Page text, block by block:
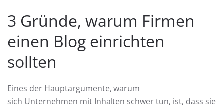
3 Gründe, warum Firmen
einen Blog einrichten
sollten
Eines der Hauptargumente, warum
sich Unternehmen mit Inhalten schwer tun, ist, dass sie